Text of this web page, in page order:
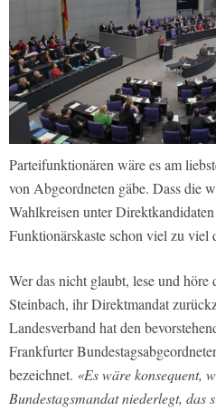
Parteifunktionären wäre es am
von Abgeordneten gäbe. Dass die
Wahlkreisen unter
Funktionärskaste schon viel zu viel
Wer das nicht glaubt, lese und
Steinbach, ihr Direktmandat
Landesverband hat den
Frankfurter
bezeichnet. «Es wäre konsequent,
Bundestagsmandat niederlegt, das